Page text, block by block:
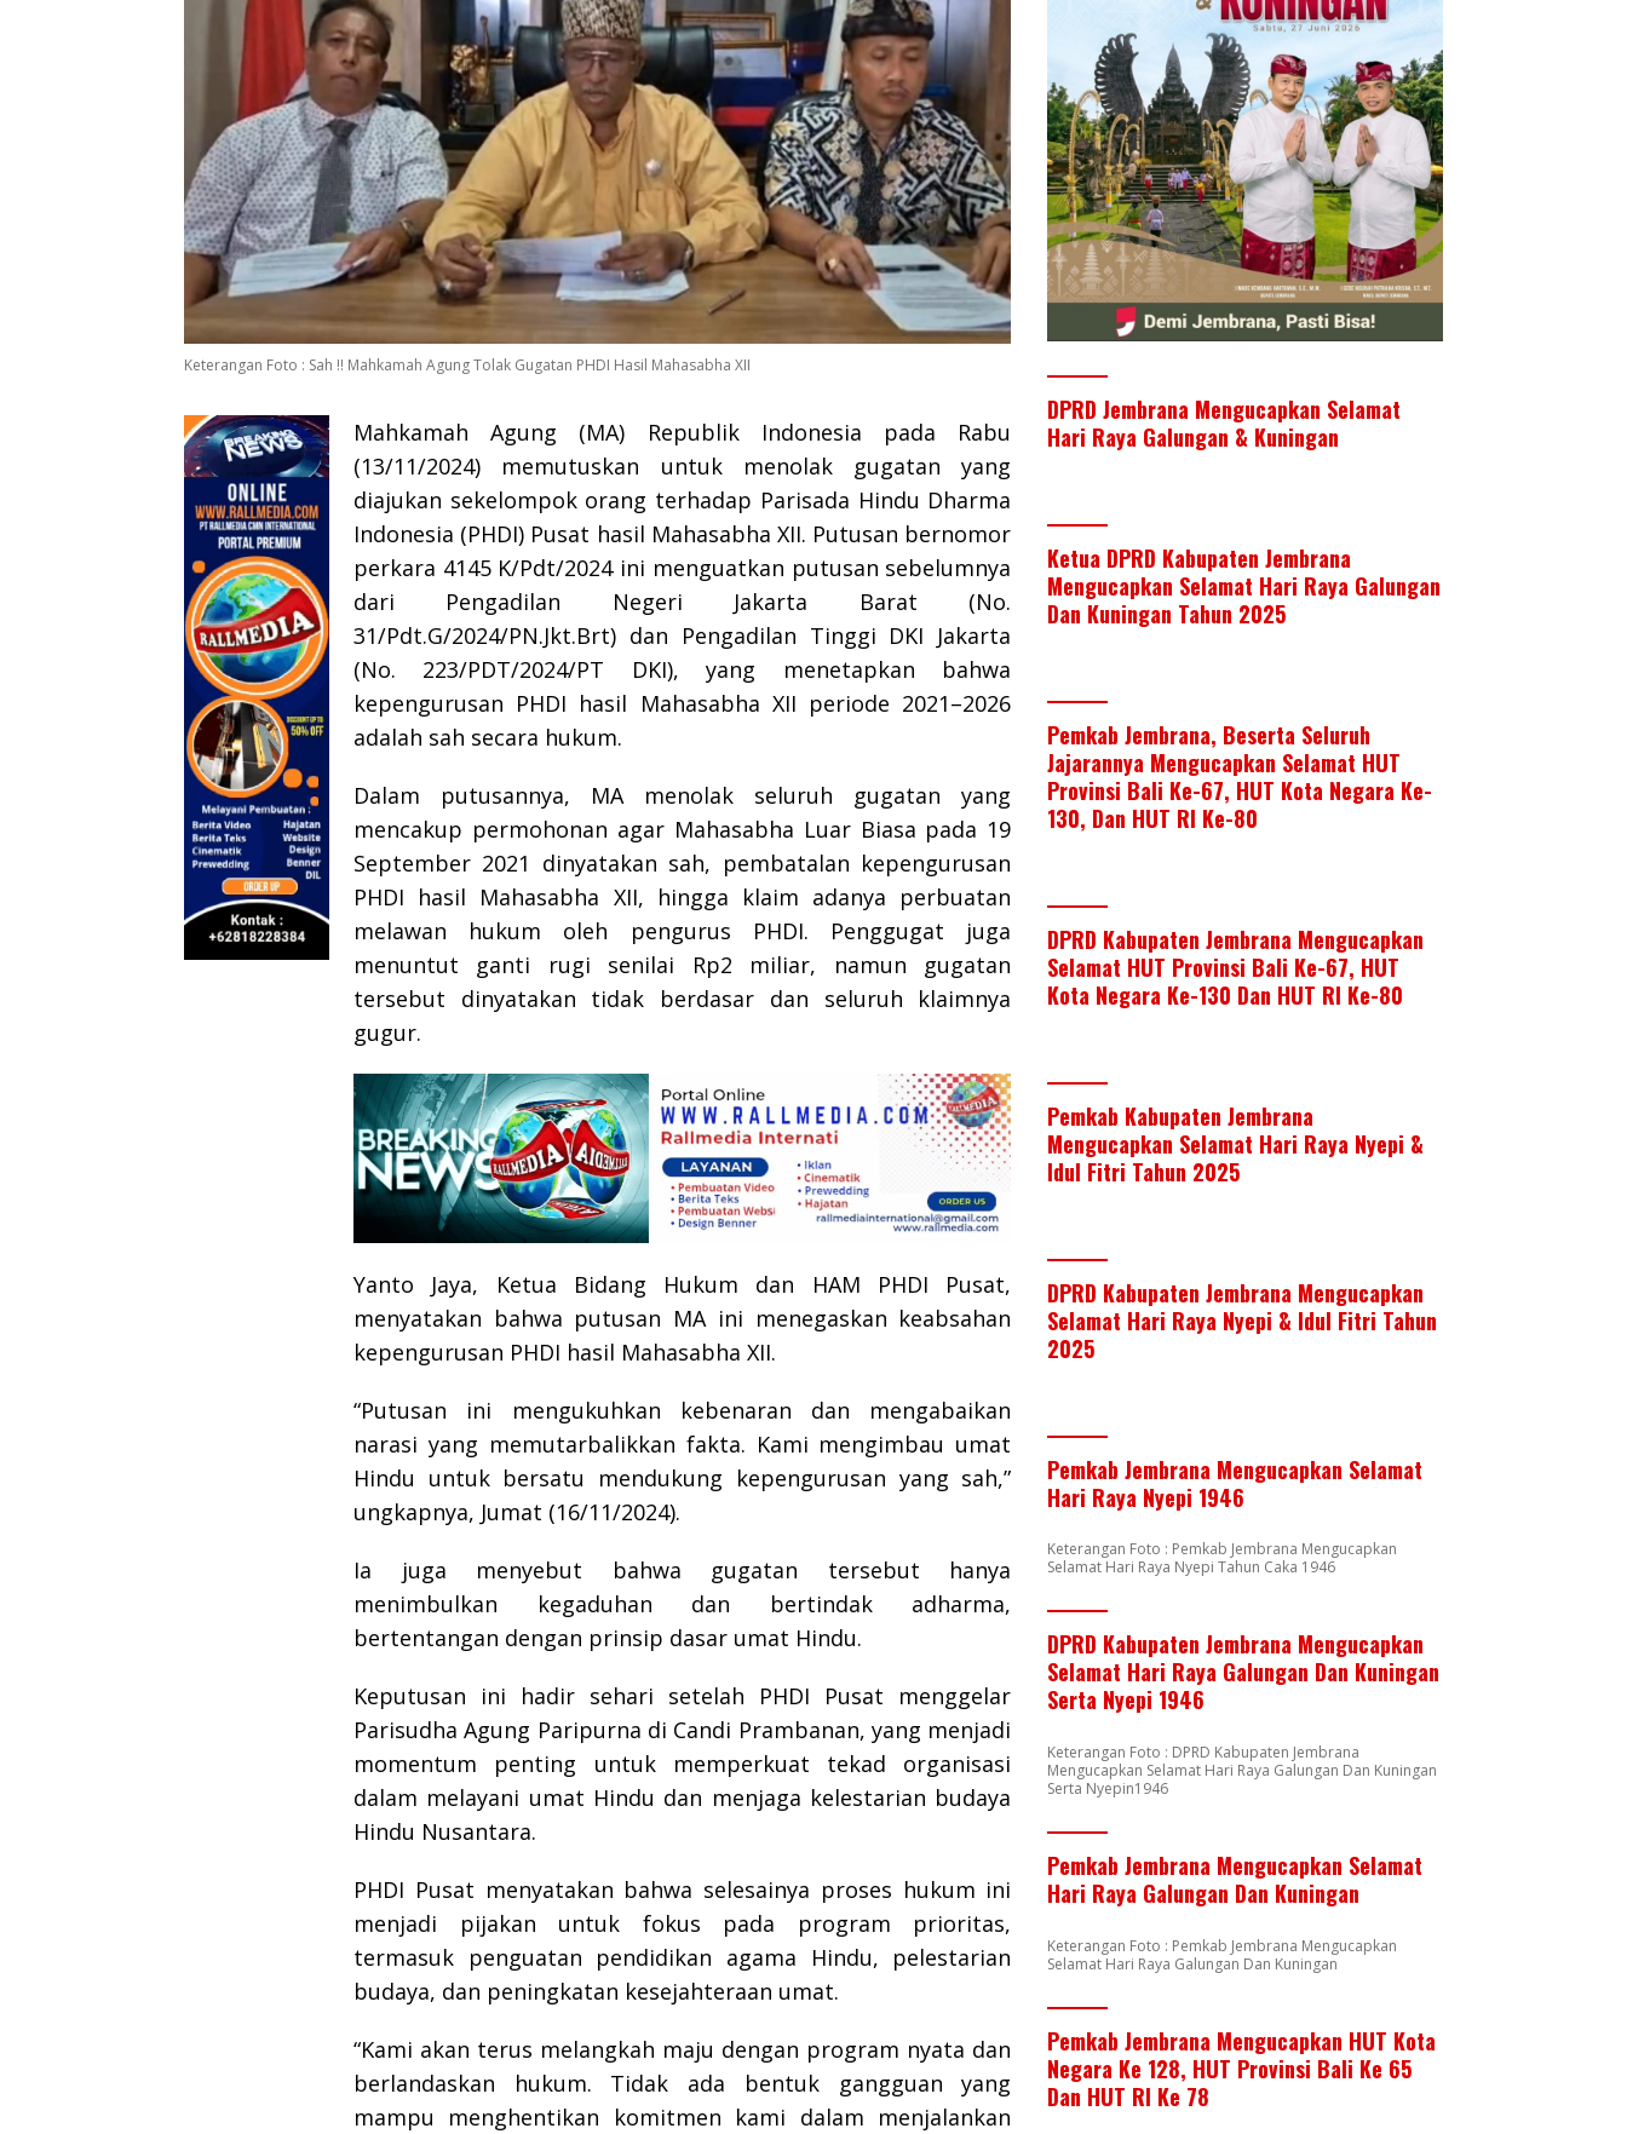
Keterangan Foto : Sah !! Mahkamah Agung Tolak Gugatan PHDI Hasil Mahasabha XII
Mahkamah Agung (MA) Republik Indonesia pada Rabu
(13/11/2024) memutuskan untuk menolak gugatan yang
diajukan sekelompok orang terhadap Parisada Hindu Dharma
Indonesia (PHDI) Pusat hasil Mahasabha XII. Putusan bernomor
perkara 4145 K/Pdt/2024 ini menguatkan putusan sebelumnya
dari Pengadilan Negeri Jakarta Barat (No.
31/Pdt.G/2024/PN.Jkt.Brt) dan Pengadilan Tinggi DKI Jakarta
(No. 223/PDT/2024/PT DKI), yang menetapkan bahwa
kepengurusan PHDI hasil Mahasabha XII periode 2021–2026
adalah sah secara hukum.
Dalam putusannya, MA menolak seluruh gugatan yang
mencakup permohonan agar Mahasabha Luar Biasa pada 19
September 2021 dinyatakan sah, pembatalan kepengurusan
PHDI hasil Mahasabha XII, hingga klaim adanya perbuatan
melawan hukum oleh pengurus PHDI. Penggugat juga
menuntut ganti rugi senilai Rp2 miliar, namun gugatan
tersebut dinyatakan tidak berdasar dan seluruh klaimnya
gugur.
Yanto Jaya, Ketua Bidang Hukum dan HAM PHDI Pusat,
menyatakan bahwa putusan MA ini menegaskan keabsahan
kepengurusan PHDI hasil Mahasabha XII.
“Putusan ini mengukuhkan kebenaran dan mengabaikan
narasi yang memutarbalikkan fakta. Kami mengimbau umat
Hindu untuk bersatu mendukung kepengurusan yang sah,”
ungkapnya, Jumat (16/11/2024).
Ia juga menyebut bahwa gugatan tersebut hanya
menimbulkan kegaduhan dan bertindak adharma,
bertentangan dengan prinsip dasar umat Hindu.
Keputusan ini hadir sehari setelah PHDI Pusat menggelar
Parisudha Agung Paripurna di Candi Prambanan, yang menjadi
momentum penting untuk memperkuat tekad organisasi
dalam melayani umat Hindu dan menjaga kelestarian budaya
Hindu Nusantara.
PHDI Pusat menyatakan bahwa selesainya proses hukum ini
menjadi pijakan untuk fokus pada program prioritas,
termasuk penguatan pendidikan agama Hindu, pelestarian
budaya, dan peningkatan kesejahteraan umat.
“Kami akan terus melangkah maju dengan program nyata dan
berlandaskan hukum. Tidak ada bentuk gangguan yang
mampu menghentikan komitmen kami dalam menjalankan
DPRD Jembrana Mengucapkan Selamat
Hari Raya Galungan & Kuningan
Ketua DPRD Kabupaten Jembrana
Mengucapkan Selamat Hari Raya Galungan
Dan Kuningan Tahun 2025
Pemkab Jembrana, Beserta Seluruh
Jajarannya Mengucapkan Selamat HUT
Provinsi Bali Ke-67, HUT Kota Negara Ke-
130, Dan HUT RI Ke-80
DPRD Kabupaten Jembrana Mengucapkan
Selamat HUT Provinsi Bali Ke-67, HUT
Kota Negara Ke-130 Dan HUT RI Ke-80
Pemkab Kabupaten Jembrana
Mengucapkan Selamat Hari Raya Nyepi &
Idul Fitri Tahun 2025
DPRD Kabupaten Jembrana Mengucapkan
Selamat Hari Raya Nyepi & Idul Fitri Tahun
2025
Pemkab Jembrana Mengucapkan Selamat
Hari Raya Nyepi 1946
Keterangan Foto : Pemkab Jembrana Mengucapkan
Selamat Hari Raya Nyepi Tahun Caka 1946
DPRD Kabupaten Jembrana Mengucapkan
Selamat Hari Raya Galungan Dan Kuningan
Serta Nyepi 1946
Keterangan Foto : DPRD Kabupaten Jembrana
Mengucapkan Selamat Hari Raya Galungan Dan Kuningan
Serta Nyepin1946
Pemkab Jembrana Mengucapkan Selamat
Hari Raya Galungan Dan Kuningan
Keterangan Foto : Pemkab Jembrana Mengucapkan
Selamat Hari Raya Galungan Dan Kuningan
Pemkab Jembrana Mengucapkan HUT Kota
Negara Ke 128, HUT Provinsi Bali Ke 65
Dan HUT RI Ke 78